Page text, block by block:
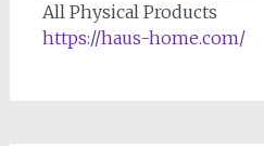
All Physical Products
https://haus-home.com/